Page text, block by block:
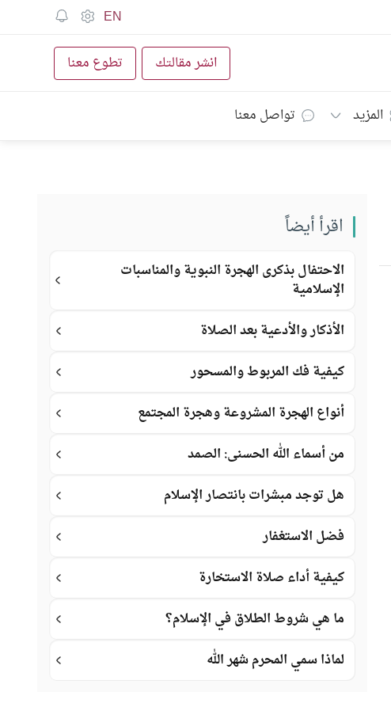
EN
انشر مقالتك تطوع معنا
المزيد تواصل معنا
اقرأ أيضاً
الاحتفال بذكرى الهجرة النبوية والمناسبات
الإسلامية
الأذكار والأدعية بعد الصلاة
كيفية فك المربوط والمسحور
أنواع الهجرة المشروعة وهجرة المجتمع
من أسماء الله الحسنى: الصمد
هل توجد مبشرات بانتصار الإسلام
فضل الاستغفار
كيفية أداء صلاة الاستخارة
ما هي شروط الطلاق في الإسلام؟
لماذا سمي المحرم شهر الله